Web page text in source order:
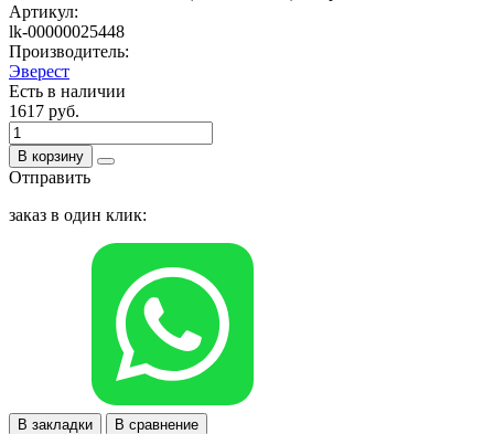
Артикул:
lk-00000025448
Производитель:
Эверест
Есть в наличии
1617 руб.
В корзину
Отправить
заказ в один клик:
В закладки В сравнение